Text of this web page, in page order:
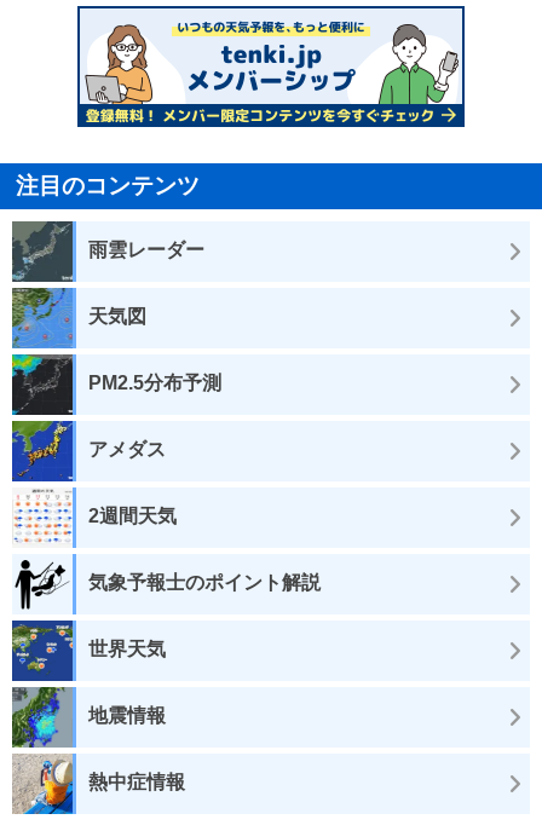
注目のコンテンツ
雨雲レーダー
天気図
PM2.5分布予測
アメダス
2週間天気
気象予報士のポイント解説
世界天気
地震情報
熱中症情報